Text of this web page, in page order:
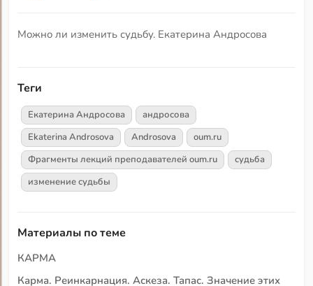
Можно ли изменить судьбу. Екатерина Андросова
Теги
Екатерина Андросова
андросова
Ekaterina Androsova
Androsova
oum.ru
Фрагменты лекций преподавателей oum.ru
судьба
изменение судьбы
Материалы по теме
КАРМА
Карма. Реинкарнация. Аскеза. Тапас. Значение этих